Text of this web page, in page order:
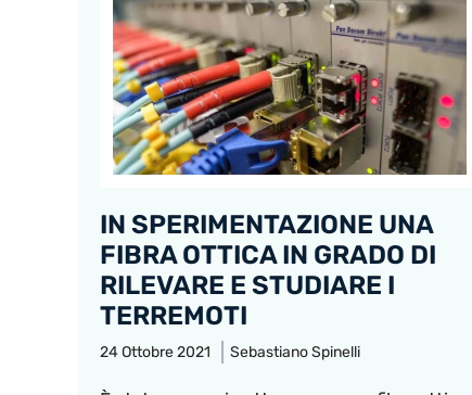
IN SPERIMENTAZIONE UNA
FIBRA OTTICA IN GRADO DI
RILEVARE E STUDIARE I
TERREMOTI
24 Ottobre 2021 Sebastiano Spinelli